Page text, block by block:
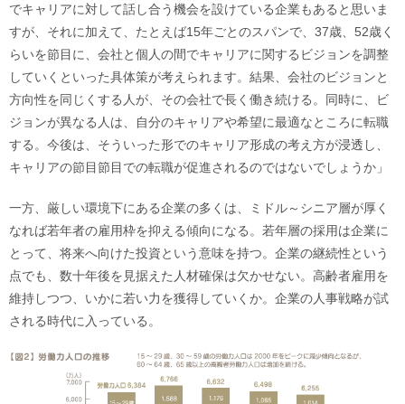
でキャリアに対して話し合う機会を設けている企業もあると思いま
すが、それに加えて、たとえば15年ごとのスパンで、37歳、52歳く
らいを節目に、会社と個人の間でキャリアに関するビジョンを調整
していくといった具体策が考えられます。結果、会社のビジョンと
方向性を同じくする人が、その会社で長く働き続ける。同時に、ビ
ジョンが異なる人は、自分のキャリアや希望に最適なところに転職
する。今後は、そういった形でのキャリア形成の考え方が浸透し、
キャリアの節目節目での転職が促進されるのではないでしょうか」
一方、厳しい環境下にある企業の多くは、ミドル～シニア層が厚く
なれば若年者の雇用枠を抑える傾向になる。若年層の採用は企業に
とって、将来へ向けた投資という意味を持つ。企業の継続性という
点でも、数十年後を見据えた人材確保は欠かせない。高齢者雇用を
維持しつつ、いかに若い力を獲得していくか。企業の人事戦略が試
される時代に入っている。